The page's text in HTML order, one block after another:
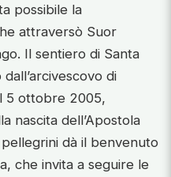
possibile la
attraversò Suor
Il sentiero di Santa
di
5 ottobre 2005,
nascita dell’Apostola
dà il benvenuto
che invita a seguire le